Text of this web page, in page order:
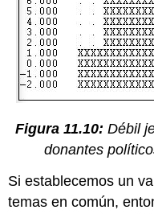
Figura 11.10: Débil
donantes
Si establecemos un
temas en común,